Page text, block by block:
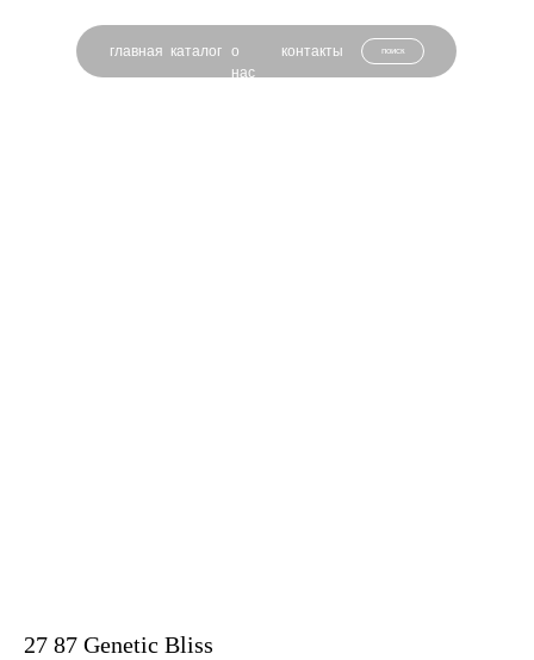
поиск
главная каталог о
нас
контакты
27 87 Genetic Bliss